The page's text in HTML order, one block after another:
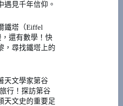
遇見千年信仰。
鐵塔（Eiffel
還有數學！快
，尋找鐵塔上的
天文學家第谷
行！探訪第谷
天文史的重要足